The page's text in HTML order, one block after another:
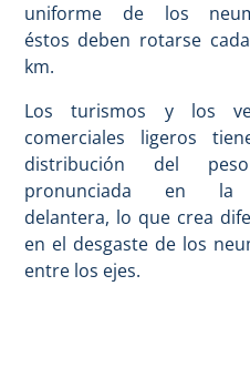
uniforme de los
éstos deben rotarse
km.
Los turismos y los
comerciales ligeros
distribución del
pronunciada en la
delantera, lo que crea
en el desgaste de los
entre los ejes.